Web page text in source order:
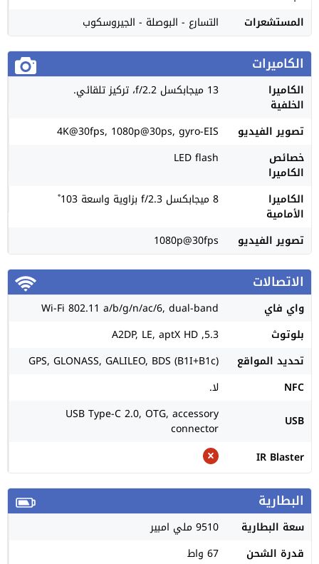
المستشعرات
التسارع - البوصلة - الجيروسكوب
الكاميرات
الكاميرا
الخلفية
13 ميجابكسل f/2.2، تركيز تلقائي.
تصوير الفيديو
4K@30fps, 1080p@30ps, gyro-EIS
خصائص
الكاميرا
LED flash
الكاميرا
الأمامية
8 ميجابكسل f/2.3 بزاوية واسعة 103˚
تصوير الفيديو 1080p@30fps
الاتصالات
واي فاي
Wi-Fi 802.11 a/b/g/n/ac/6, dual-band
بلوتوث
5.3, A2DP, LE, aptX HD
تحديد المواقع
GPS, GLONASS, GALILEO, BDS (B1I+B1c)
NFC
لا.
USB
USB Type-C 2.0, OTG, accessory
connector
IR Blaster
البطارية
سعة البطارية
9510 ملي امبير
قدرة الشحن
67 واط